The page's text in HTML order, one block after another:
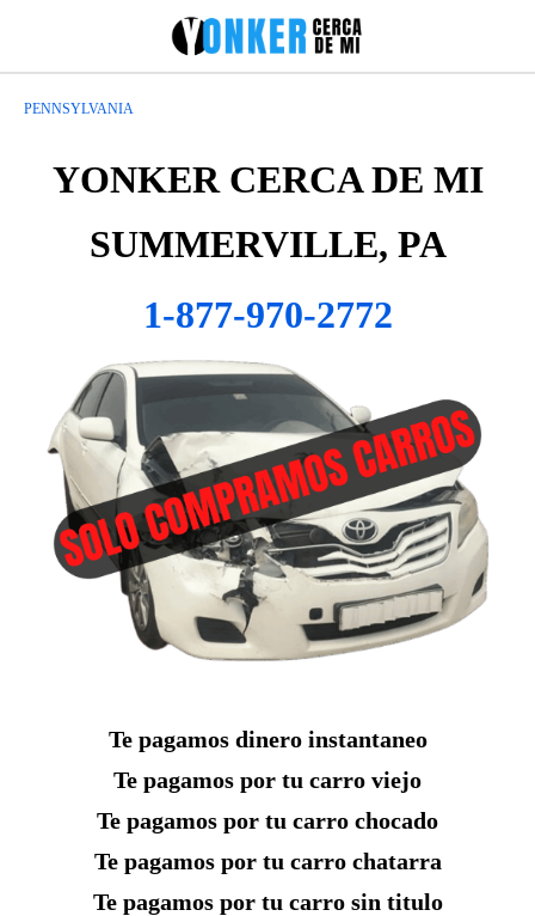
PENNSYLVANIA
YONKER CERCA DE MI
SUMMERVILLE, PA
1-877-970-2772
Te pagamos dinero instantaneo
Te pagamos por tu carro viejo
Te pagamos por tu carro chocado
Te pagamos por tu carro chatarra
Te pagamos por tu carro sin titulo